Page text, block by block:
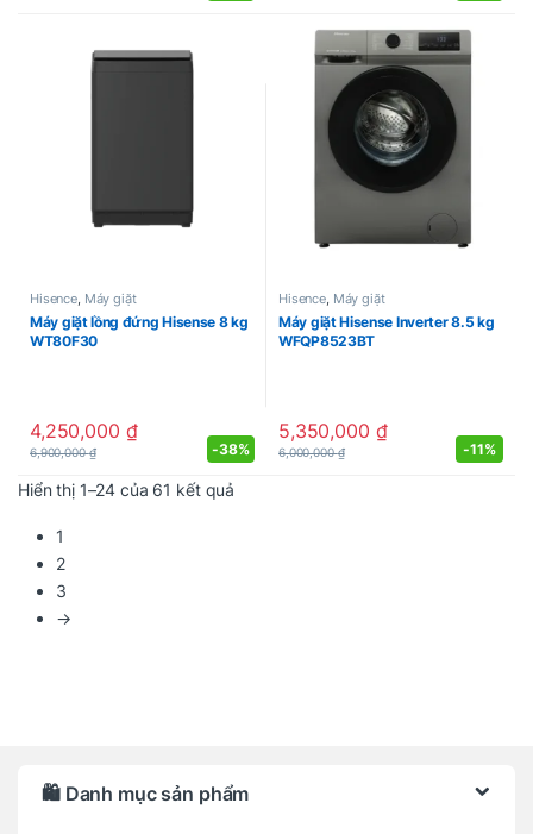
Hisence, Máy giặt
Máy giặt lồng đứng Hisense 8 kg
WT80F30
4,250,000 ₫
6,900,000₫ -38%
Hisence, Máy giặt
Máy giặt Hisense Inverter 8.5 kg
WFQP8523BT
5,350,000 ₫
6,000,000₫ -11%
Hiển thị 1–24 của 61 kết quả
1
2
3
→
🛍️ Danh mục sản phẩm